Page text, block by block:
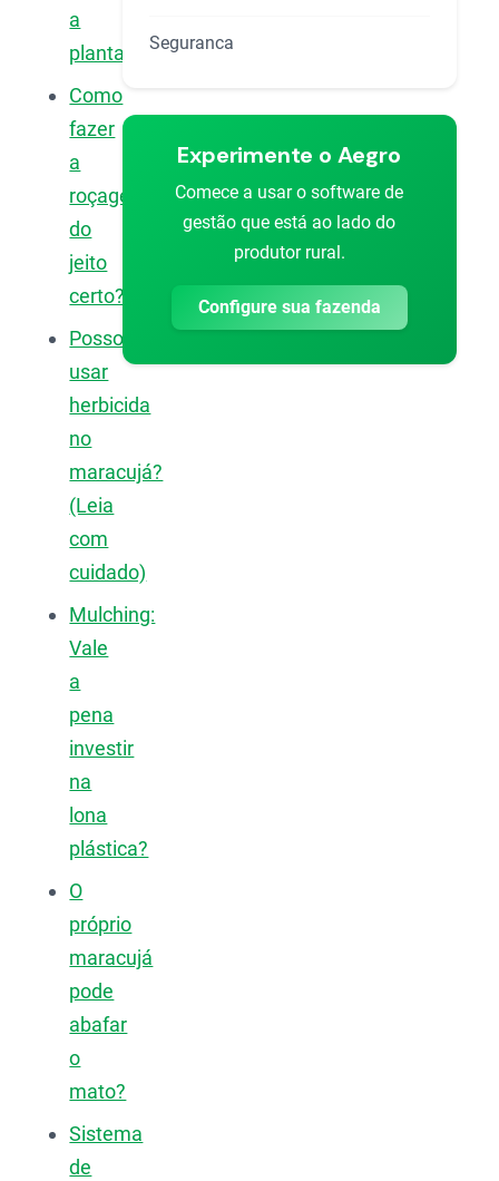
a
planta?
Como
fazer
a
roçagem
do
jeito
certo?
Posso
usar
herbicida
no
maracujá?
(Leia
com
cuidado)
Mulching:
Vale
a
pena
investir
na
lona
plástica?
O
próprio
maracujá
pode
abafar
o
mato?
Sistema
de
Seguranca
Experimente o Aegro
Comece a usar o software de
gestão que está ao lado do
produtor rural.
Configure sua fazenda